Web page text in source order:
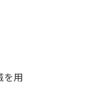
を用